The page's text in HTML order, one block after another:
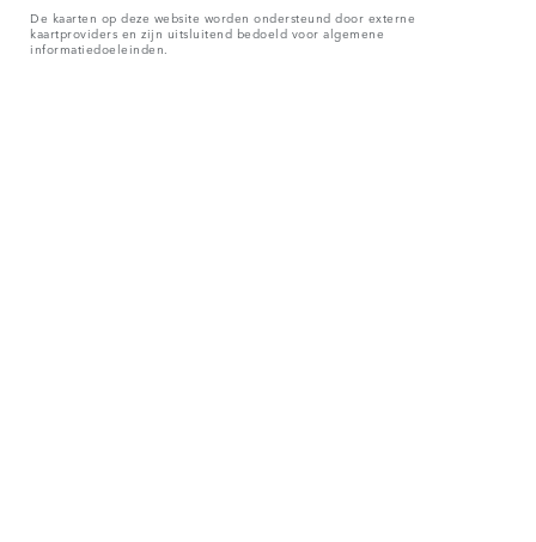
De kaarten op deze website worden ondersteund door externe
kaartproviders en zijn uitsluitend bedoeld voor algemene
informatiedoeleinden.